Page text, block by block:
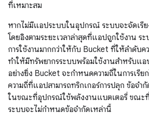
ที่เหมาะสม
หากไม่มีแอประบบในอุปกรณ์ ระบบจะจัดเรีย
โดยอิงตามระยะเวลาล่าสุดที่แอปถูกใช้งาน
การใช้งานมากกว่าให้กับ Bucket ที่ให้ลำดับค
ทำให้มีทรัพยากรระบบพร้อมใช้งานสำหรับแอ
อย่างยิ่ง Bucket จะกำหนดความถี่ในการเรี
ความถี่ที่แอปสามารถทริกเกอร์การปลุก ข้อจำ
ในขณะที่อุปกรณ์ใช้พลังงานแบตเตอรี่ ขณะ
ระบบจะไม่กำหนดข้อจำกัดเหล่านี้